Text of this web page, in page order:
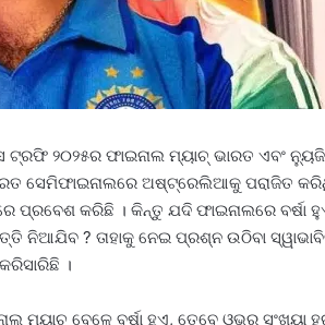
ଟ୍ରଫି ୨୦୨୫ର ଫାଇନାଲ ମ୍ୟାଚ୍ ଭାରତ ଏବଂ
ସେମିଫାଇନାଲରେ ଅଷ୍ଟ୍ରେଲିଆକୁ ପରାଜିତ
ପ୍ରବେଶ କରିଛି । କିନ୍ତୁ ଯଦି ଫାଇନାଲରେ
ନିଆଯିବ ? ତାହାକୁ ନେଇ ପ୍ରଶ୍ନ ଉଠିବା
।
ମ୍ୟାଚ୍ ବେଳେ ବର୍ଷା ହୁଏ, ତେବେ ଓଭର ସଂଖ୍ୟା